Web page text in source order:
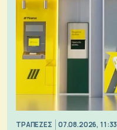
ΤΡΑΠΕΖΕΣ 07.08.2026, 11:33